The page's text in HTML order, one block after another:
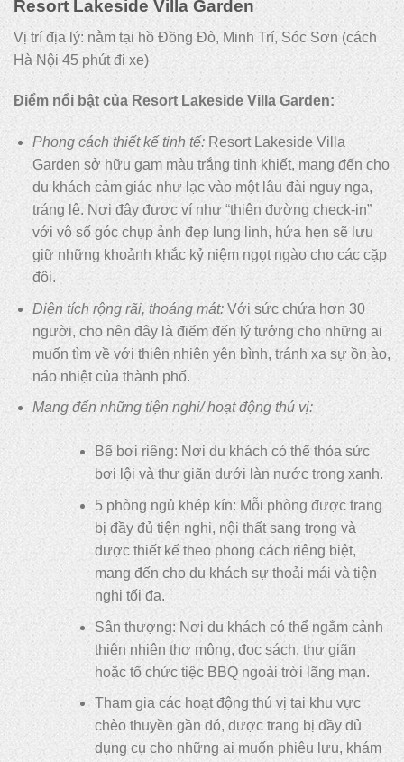
Resort Lakeside Villa Garden
Vị trí địa lý: nằm tại hồ Đồng Đò, Minh Trí, Sóc Sơn (cách
Hà Nội 45 phút đi xe)
Điểm nổi bật của Resort Lakeside Villa Garden:
Phong cách thiết kế tinh tế:Resort Lakeside Villa
Garden sở hữu gam màu trắng tinh khiết, mang đến cho
du khách cảm giác như lạc vào một lâu đài nguy nga,
tráng lệ. Nơi đây được ví như “thiên đường check-in”
với vô số góc chụp ảnh đẹp lung linh, hứa hẹn sẽ lưu
giữ những khoảnh khắc kỷ niệm ngọt ngào cho các cặp
đôi.
Diện tích rộng rãi, thoáng mát:Với sức chứa hơn 30
người, cho nên đây là điểm đến lý tưởng cho những ai
muốn tìm về với thiên nhiên yên bình, tránh xa sự ồn ào,
náo nhiệt của thành phố.
Mang đến những tiện nghi/ hoạt động thú vị:
Bể bơi riêng: Nơi du khách có thể thỏa sức
bơi lội và thư giãn dưới làn nước trong xanh.
5 phòng ngủ khép kín: Mỗi phòng được trang
bị đầy đủ tiện nghi, nội thất sang trọng và
được thiết kế theo phong cách riêng biệt,
mang đến cho du khách sự thoải mái và tiện
nghi tối đa.
Sân thượng: Nơi du khách có thể ngắm cảnh
thiên nhiên thơ mộng, đọc sách, thư giãn
hoặc tổ chức tiệc BBQ ngoài trời lãng mạn.
Tham gia các hoạt động thú vị tại khu vực
chèo thuyền gần đó, được trang bị đầy đủ
dụng cụ cho những ai muốn phiêu lưu, khám